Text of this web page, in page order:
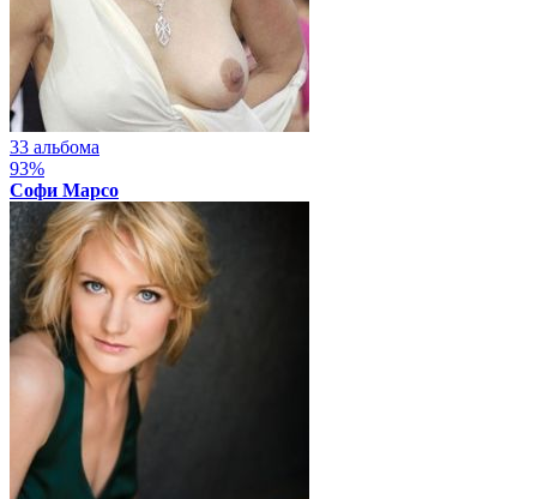
33 альбома
93%
Софи Марсо